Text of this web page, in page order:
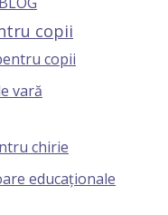
copii
copii
vară
chirie
educaționale